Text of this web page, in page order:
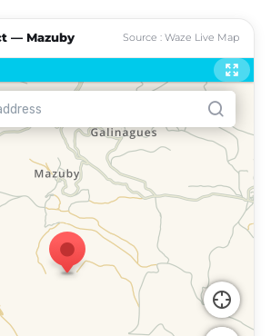
— Mazuby Source : Waze Live Map